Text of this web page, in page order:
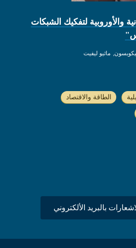
والأوروبية لتفكيك الشبكات
ماثيو ليفيت
الطاقة والاقتصاد
بالبريد الألكتروني